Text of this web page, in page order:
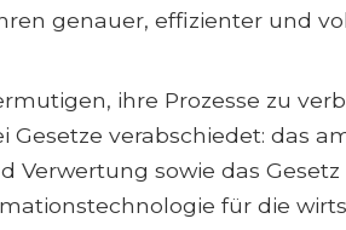
genauer, effizienter und
ihre Prozesse zu
Gesetze verabschiedet: das
Verwertung sowie das
für die